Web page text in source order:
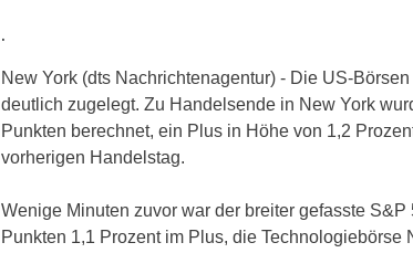
.
New York (dts Nachrichtenagentur) - Die US-
deutlich zugelegt. Zu Handelsende in New York
Punkten berechnet, ein Plus in Höhe von 1,2
vorherigen Handelstag.
Wenige Minuten zuvor war der breiter gefasste S&P
Punkten 1,1 Prozent im Plus, die Technologiebörse